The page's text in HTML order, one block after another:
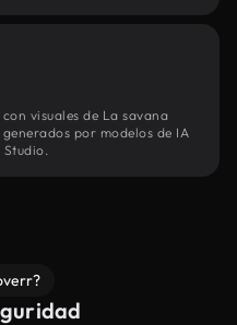
visuales de La savana
por modelos de IA
Studio.